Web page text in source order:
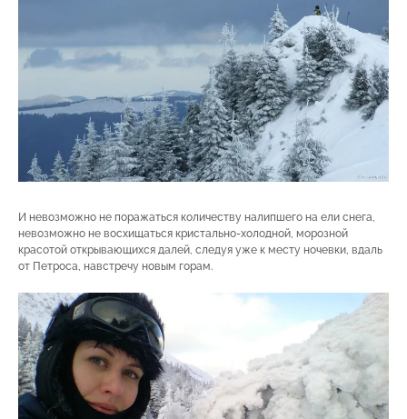
И невозможно не поражаться количеству налипшего на ели снега,
невозможно не восхищаться кристально-холодной, морозной
красотой открывающихся далей, следуя уже к месту ночевки, вдаль
от Петроса, навстречу новым горам.